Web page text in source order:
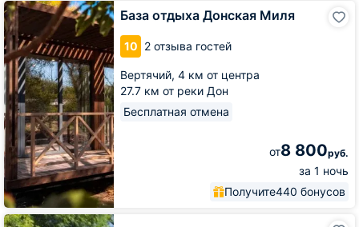
База отдыха Донская Миля
10 2 отзыва гостей
Вертячий, 4 км от центра
27.7 км от реки Дон
Бесплатная отмена
от8 800руб.
за 1 ночь
Получите440 бонусов
База
отдыха
Донская
Миля
Загородный